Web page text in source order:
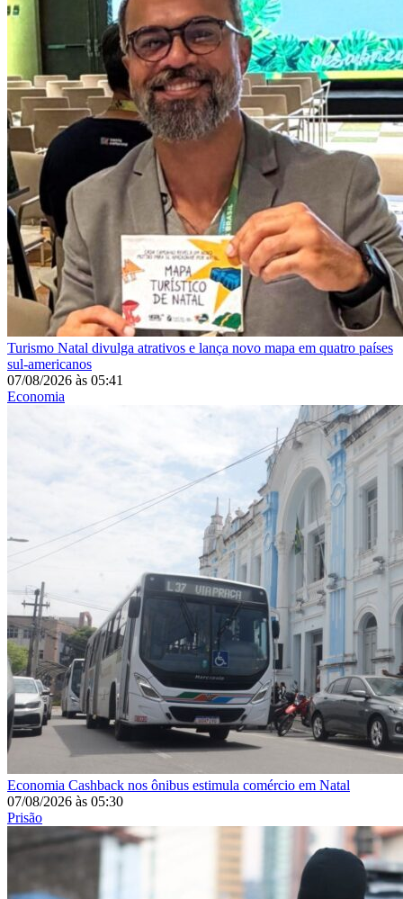
Turismo Natal divulga atrativos e lança novo mapa em quatro países
sul-americanos
07/08/2026 às 05:41
Economia
Economia Cashback nos ônibus estimula comércio em Natal
07/08/2026 às 05:30
Prisão